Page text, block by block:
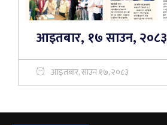
आइतबार, १७ साउन, २०८३
आइतबार, साउन १७, २०८३